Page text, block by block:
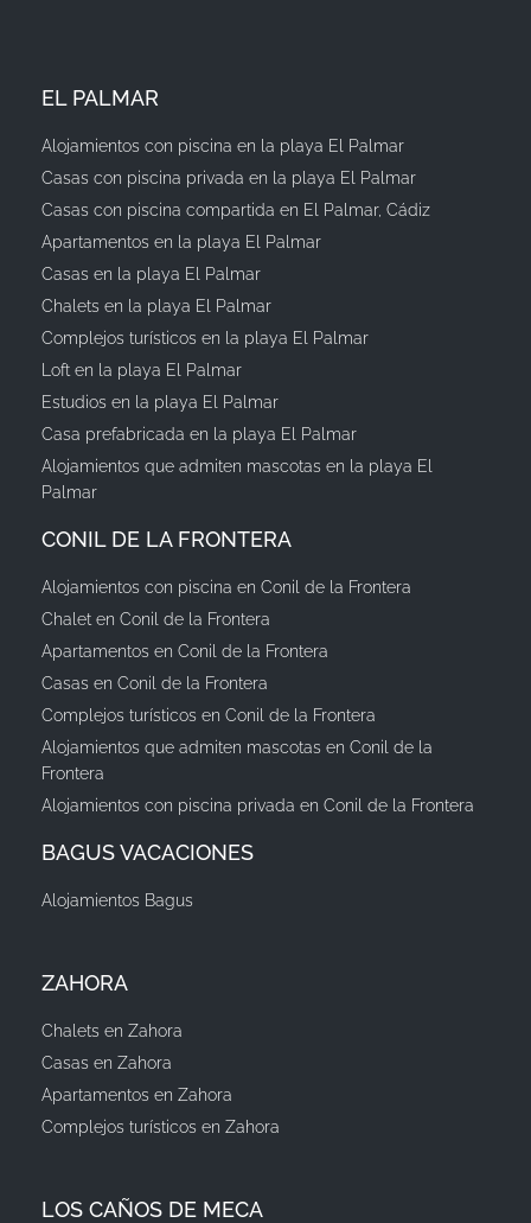
EL PALMAR
Alojamientos con piscina en la playa El Palmar
Casas con piscina privada en la playa El Palmar
Casas con piscina compartida en El Palmar, Cádiz
Apartamentos en la playa El Palmar
Casas en la playa El Palmar
Chalets en la playa El Palmar
Complejos turísticos en la playa El Palmar
Loft en la playa El Palmar
Estudios en la playa El Palmar
Casa prefabricada en la playa El Palmar
Alojamientos que admiten mascotas en la playa El
Palmar
CONIL DE LA FRONTERA
Alojamientos con piscina en Conil de la Frontera
Chalet en Conil de la Frontera
Apartamentos en Conil de la Frontera
Casas en Conil de la Frontera
Complejos turísticos en Conil de la Frontera
Alojamientos que admiten mascotas en Conil de la
Frontera
Alojamientos con piscina privada en Conil de la Frontera
BAGUS VACACIONES
Alojamientos Bagus
ZAHORA
Chalets en Zahora
Casas en Zahora
Apartamentos en Zahora
Complejos turísticos en Zahora
LOS CAÑOS DE MECA